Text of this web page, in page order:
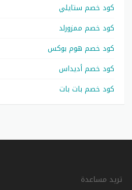
كود خصم ستايلي
كود خصم ممزورلد
كود خصم هوم بوكس
كود خصم أديداس
كود خصم بات بات
تريد مساعدة